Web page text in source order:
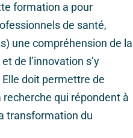
formation a pour
de santé,
une compréhension de la
de l’innovation s’y
doit permettre de
qui répondent à
transformation du